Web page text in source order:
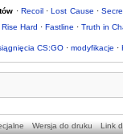
· Recoil·Lost Cause ·
Rise Hard · Fastline · Truth in
CS:GO · modyfikacje ·
Wersja do druku Link